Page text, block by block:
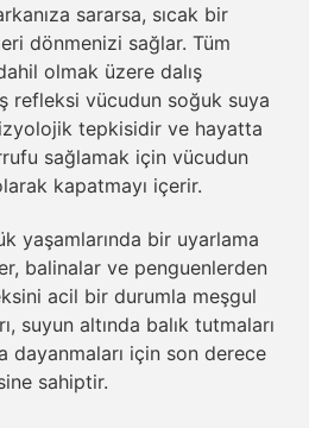
sararsa, sıcak bir
dönmenizi sağlar. Tüm
olmak üzere dalış
refleksi vücudun soğuk suya
tepkisidir ve hayatta
sağlamak için vücudun
kapatmayı içerir.
yaşamlarında bir uyarlama
balinalar ve penguenlerden
acil bir durumla meşgul
suyun altında balık tutmaları
dayanmaları için son derece
sahiptir.